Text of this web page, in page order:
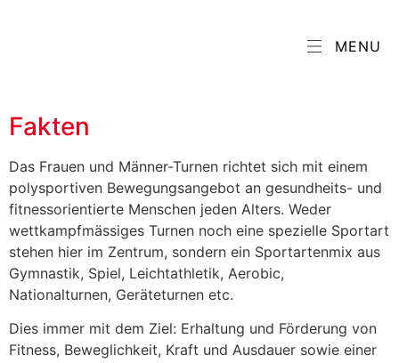
MENU
Fakten
Das Frauen und Männer-Turnen richtet sich mit einem
polysportiven Bewegungsangebot an gesundheits- und
fitnessorientierte Menschen jeden Alters. Weder
wettkampfmässiges Turnen noch eine spezielle Sportart
stehen hier im Zentrum, sondern ein Sportartenmix aus
Gymnastik, Spiel, Leichtathletik, Aerobic,
Nationalturnen, Geräteturnen etc.
Dies immer mit dem Ziel: Erhaltung und Förderung von
Fitness, Beweglichkeit, Kraft und Ausdauer sowie einer